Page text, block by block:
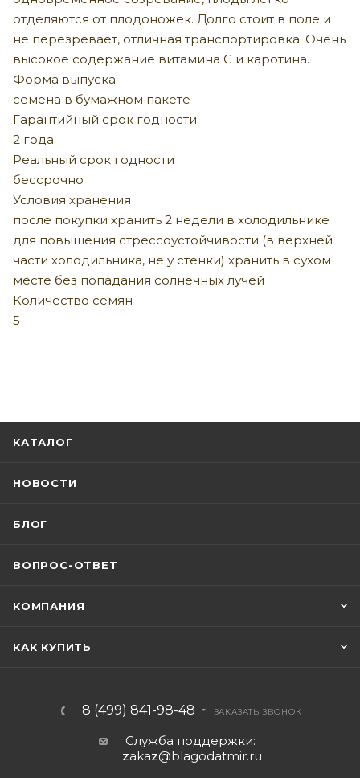
отделяются от плодоножек. Долго стоит в поле и
не перезревает, отличная транспортировка. Очень
высокое содержание витамина С и каротина.
Форма выпуска
семена в бумажном пакете
Гарантийный срок годности
2 года
Реальный срок годности
бессрочно
Условия хранения
после покупки хранить 2 недели в холодильнике
для повышения стрессоустойчивости (в верхней
части холодильника, не у стенки) хранить в сухом
месте без попадания солнечных лучей
Количество семян
5
КАТАЛОГ
НОВОСТИ
БЛОГ
ВОПРОС-ОТВЕТ
КОМПАНИЯ
КАК КУПИТЬ
8 (499) 841-98-48 ЗАКАЗАТЬ ЗВОНОК
Служба поддержки:
zakaz@blagodatmir.ru